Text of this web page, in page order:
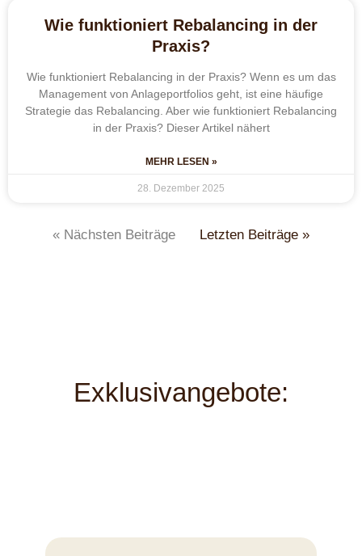
Wie funktioniert Rebalancing in der
Praxis?
Wie funktioniert Rebalancing in der Praxis? Wenn es um das
Management von Anlageportfolios geht, ist eine häufige
Strategie das Rebalancing. Aber wie funktioniert Rebalancing
in der Praxis? Dieser Artikel nähert
MEHR LESEN »
28. Dezember 2025
« Nächsten Beiträge Letzten Beiträge »
Exklusivangebote: